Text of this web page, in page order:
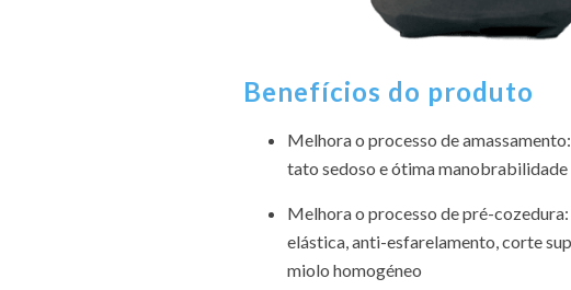
Benefícios do produto
Melhora o processo de
tato sedoso e ótima manobrabilidade
Melhora o processo de pré-
elástica, anti-esfarelamento, corte
miolo homogéneo